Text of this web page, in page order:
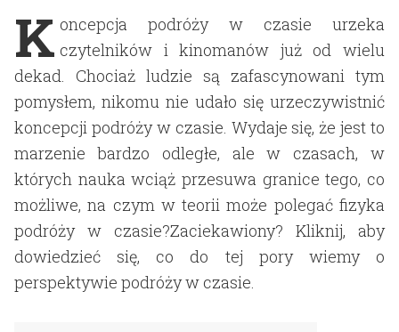
K oncepcja podróży w czasie urzeka
czytelników i kinomanów już od wielu
dekad. Chociaż ludzie są zafascynowani tym
pomysłem, nikomu nie udało się urzeczywistnić
koncepcji podróży w czasie. Wydaje się, że jest to
marzenie bardzo odległe, ale w czasach, w
których nauka wciąż przesuwa granice tego, co
możliwe, na czym w teorii może polegać fizyka
podróży w czasie?Zaciekawiony? Kliknij, aby
dowiedzieć się, co do tej pory wiemy o
perspektywie podróży w czasie.